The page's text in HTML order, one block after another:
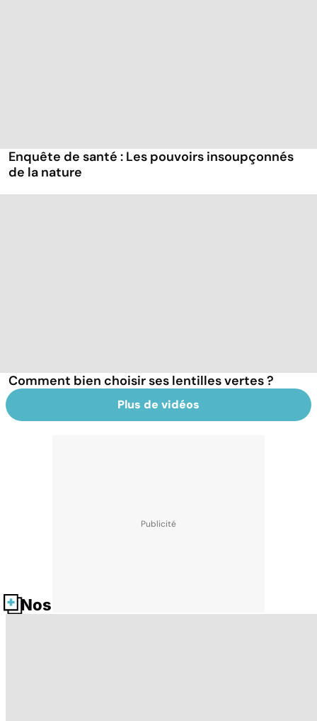
Enquête de santé : Les pouvoirs insoupçonnés
de la nature
Comment bien choisir ses lentilles vertes ?
Plus de vidéos
Nos fiches santé